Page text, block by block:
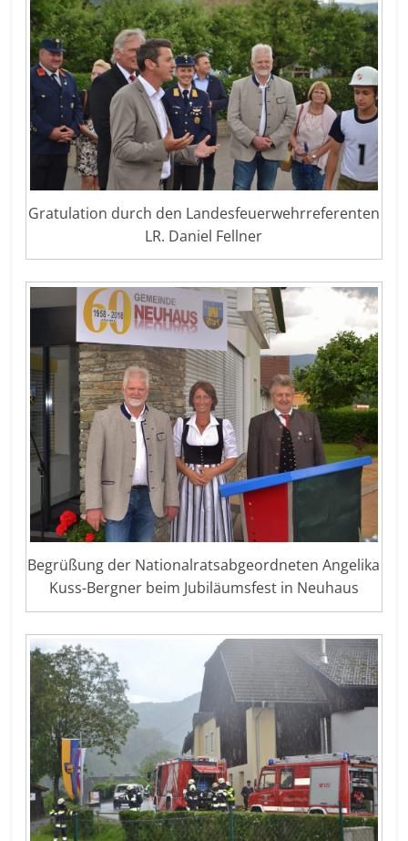
Gratulation durch den Landesfeuerwehrreferenten
LR. Daniel Fellner
Begrüßung der Nationalratsabgeordneten Angelika
Kuss-Bergner beim Jubiläumsfest in Neuhaus